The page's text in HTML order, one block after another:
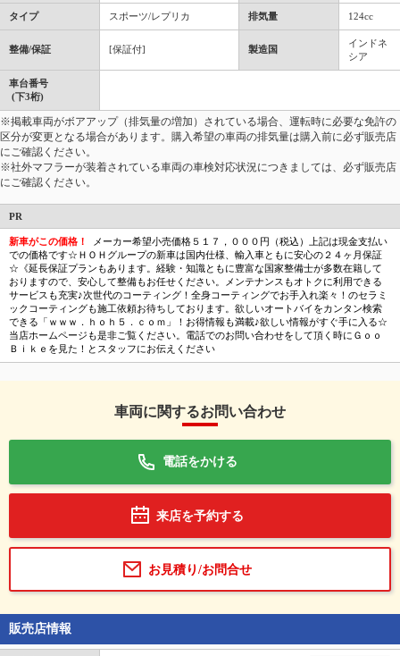
タイプ スポーツ/レプリカ 排気量 124cc
整備/保証 [保証付] 製造国
インドネ
シア
車台番号
(下3桁)
※掲載車両がボアアップ（排気量の増加）されている場合、運転時に必要な免許の
区分が変更となる場合があります。購入希望の車両の排気量は購入前に必ず販売店
にご確認ください。
※社外マフラーが装着されている車両の車検対応状況につきましては、必ず販売店
にご確認ください。
PR
新車がこの価格！
メーカー希望小売価格５１７，０００円（税込）上記は現金支払い
での価格です☆ＨＯＨグループの新車は国内仕様、輸入車ともに安心の２４ヶ月保証
☆《延長保証プランもあります。経験・知識ともに豊富な国家整備士が多数在籍して
おりますので、安心して整備もお任せください。メンテナンスもオトクに利用できる
サービスも充実♪次世代のコーティング！全身コーティングでお手入れ楽々！のセラミ
ックコーティングも施工依頼お待ちしております。欲しいオートバイをカンタン検索
できる「ｗｗｗ．ｈｏｈ５．ｃｏｍ」！お得情報も満載♪欲しい情報がすぐ手に入る☆
当店ホームページも是非ご覧ください。電話でのお問い合わせをして頂く時にＧｏｏ
Ｂｉｋｅを見た！とスタッフにお伝えください
車両に関するお問い合わせ
電話をかける
来店を予約する
お見積り/お問合せ
販売店情報